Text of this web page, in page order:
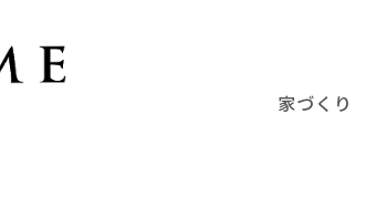
家づくり